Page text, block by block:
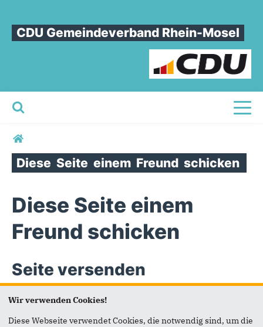
CDU Gemeindeverband Rhein-Mosel
Sie sind hier
Diese Seite einem Freund schicken
Diese Seite einem
Freund schicken
Seite versenden
Vielen Dank, dass Sie die Inhalte unserer Homepage
weiterempfehlen.
Wir verwenden Cookies!
Diese Webseite verwendet Cookies, die notwendig sind, um die